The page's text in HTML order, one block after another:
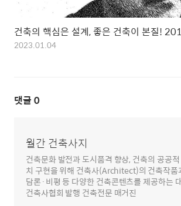
건축의 핵심은 설계, 좋은 건축이 본질!
2023.01.04
댓글 0
월간 건축사지
건축문화 발전과 도시품격 향상, 건축의 공공
치 구현을 위해 건축사(Architect)의 건축작품
담론·비평 등 다양한 건축콘텐츠를 제공하는
건축사협회 발행 건축전문 매거진